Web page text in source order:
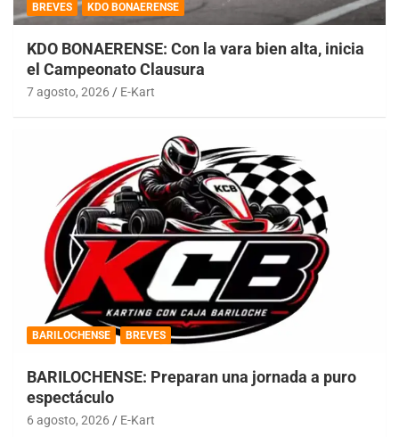
BREVES KDO BONAERENSE
KDO BONAERENSE: Con la vara bien alta, inicia
el Campeonato Clausura
7 agosto, 2026 E-Kart
BARILOCHENSE BREVES
BARILOCHENSE: Preparan una jornada a puro
espectáculo
6 agosto, 2026 E-Kart